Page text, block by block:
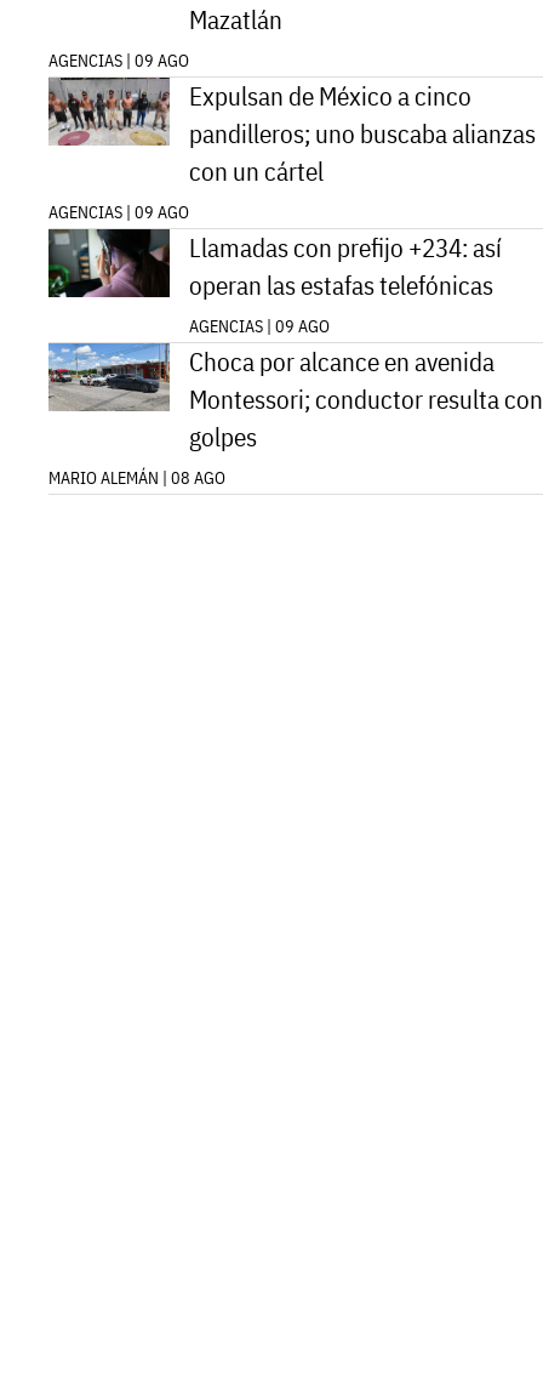
Mazatlán
AGENCIAS | 09 AGO
Expulsan de México a cinco
pandilleros; uno buscaba alianzas
con un cártel
AGENCIAS | 09 AGO
Llamadas con prefijo +234: así
operan las estafas telefónicas
AGENCIAS | 09 AGO
Choca por alcance en avenida
Montessori; conductor resulta con
golpes
MARIO ALEMÁN | 08 AGO